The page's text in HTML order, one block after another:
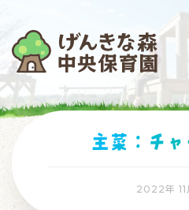
主菜：チ
2022年 11